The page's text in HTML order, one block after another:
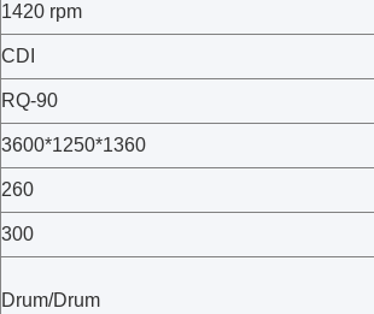
1420 rpm
CDI
RQ-90
3600*1250*1360
260
300
Drum/Drum